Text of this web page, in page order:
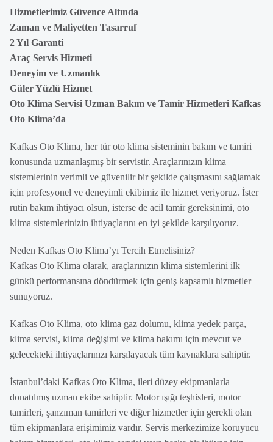
Hizmetlerimiz Güvence Altında
Zaman ve Maliyetten Tasarruf
2 Yıl Garanti
Araç Servis Hizmeti
Deneyim ve Uzmanlık
Güler Yüzlü Hizmet
Oto Klima Servisi Uzman Bakım ve Tamir Hizmetleri Kafkas
Oto Klima’da
Kafkas Oto Klima, her tür oto klima sisteminin bakım ve tamiri
konusunda uzmanlaşmış bir servistir. Araçlarınızın klima
sistemlerinin verimli ve güvenilir bir şekilde çalışmasını sağlamak
için profesyonel ve deneyimli ekibimiz ile hizmet veriyoruz. İster
rutin bakım ihtiyacı olsun, isterse de acil tamir gereksinimi, oto
klima sistemlerinizin ihtiyaçlarını en iyi şekilde karşılıyoruz.
Neden Kafkas Oto Klima’yı Tercih Etmelisiniz?
Kafkas Oto Klima olarak, araçlarınızın klima sistemlerini ilk
günkü performansına döndürmek için geniş kapsamlı hizmetler
sunuyoruz.
Kafkas Oto Klima, oto klima gaz dolumu, klima yedek parça,
klima servisi, klima değişimi ve klima bakımı için mevcut ve
gelecekteki ihtiyaçlarınızı karşılayacak tüm kaynaklara sahiptir.
İstanbul’daki Kafkas Oto Klima, ileri düzey ekipmanlarla
donatılmış uzman ekibe sahiptir. Motor ışığı teşhisleri, motor
tamirleri, şanzıman tamirleri ve diğer hizmetler için gerekli olan
tüm ekipmanlara erişimimiz vardır. Servis merkezimize koruyucu